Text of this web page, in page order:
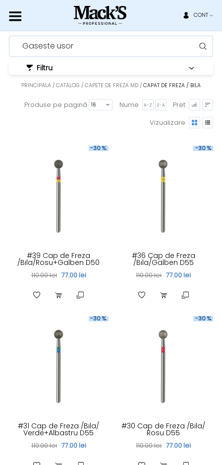
CONT
Gaseste usor
PRINCIPALA CATALOG CAPETE DE FREZA MD CAPAT DE FREZA / BILA
Produse pe pagină Nume A-Z Z-A
Pret
Vizualizare
Filtru
-30 %
#39 Cap de Freza
/Bila/Rosu+Galben D50
110.00 lei 77.00 lei
-30 %
#36 Cap de Freza
/Bila/Galben D55
110.00 lei 77.00 lei
-30 %
#31 Cap de Freza /Bila/
Verde+Albastru D55
110.00 lei 77.00 lei
-30 %
#30 Cap de Freza /Bila/
Rosu D55
110.00 lei 77.00 lei